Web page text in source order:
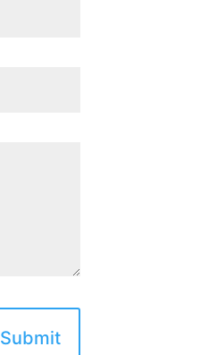
Submit